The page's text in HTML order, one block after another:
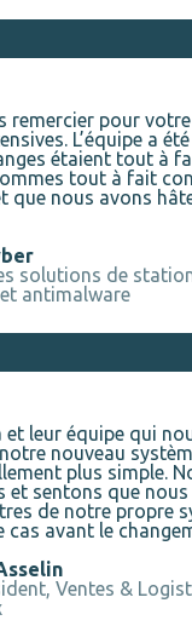
remercier pour
L’équipe a
étaient tout à
tout à fait
que nous avons
solutions de
antimalware
et leur équipe qui
nouveau
plus simple.
et sentons que
de notre propre
cas avant le
Ventes &